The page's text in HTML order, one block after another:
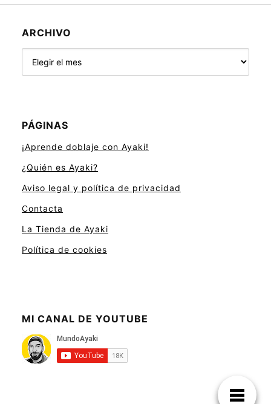
ARCHIVO
PÁGINAS
¡Aprende doblaje con Ayaki!
¿Quién es Ayaki?
Aviso legal y política de privacidad
Contacta
La Tienda de Ayaki
Política de cookies
MI CANAL DE YOUTUBE